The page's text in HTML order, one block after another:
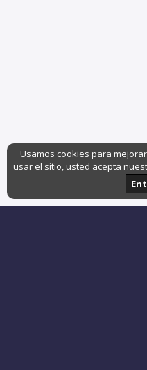
Usamos cookies para
usar el sitio, usted acepta